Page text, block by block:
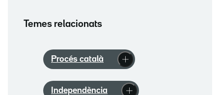
Temes relacionats
Procés català
Independència